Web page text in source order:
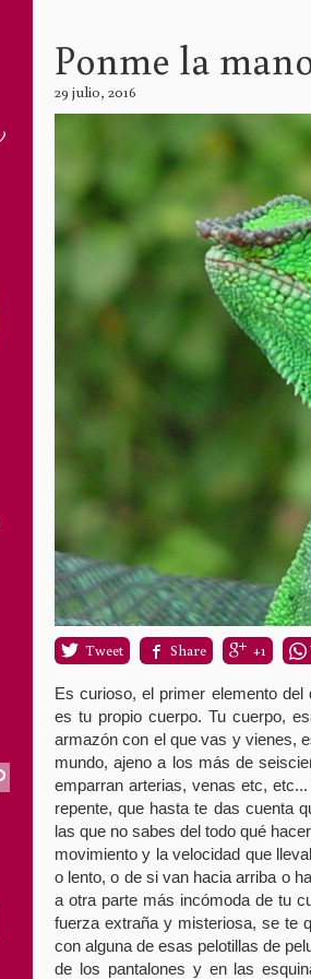
Ponme la
29 julio, 2016
Tweet Share +1
Es curioso, el primer elemento
es tu propio cuerpo. Tu cuerpo,
armazón con el que vas y vienes,
mundo, ajeno a los más de
emparran arterias, venas etc,
repente, que hasta te das cuenta
las que no sabes del todo qué
movimiento y la velocidad que
o lento, o de si van hacia arriba o
a otra parte más incómoda de tu
fuerza extraña y misteriosa, se te
con alguna de esas pelotillas de
de los pantalones y en las